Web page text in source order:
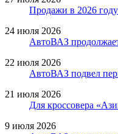
Продажи в 2026
24 июля 2026
АвтоВАЗ
22 июля 2026
АвтоВАЗ подвел
21 июля 2026
Для кроссовера
9 июля 2026